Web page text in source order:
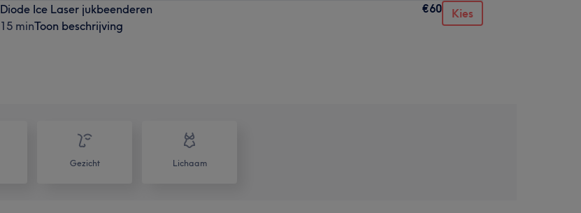
Diode Ice Laser jukbeenderen
15 minToon beschrijving
€60 Kies
Gezicht Lichaam